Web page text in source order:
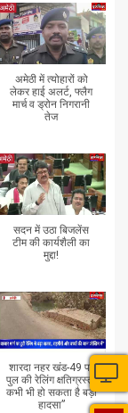
अमेठी में त्योहारों को
लेकर हाई अलर्ट, फ्लैग
मार्च व ड्रोन निगरानी
तेज
सदन में उठा बिजलेंस
टीम की कार्यशैली का
मुद्दा!
शारदा नहर खंड-49 पर
पुल की रेलिंग क्षतिग्रस्त,
कभी भी हो सकता है बड़ा
हादसा”